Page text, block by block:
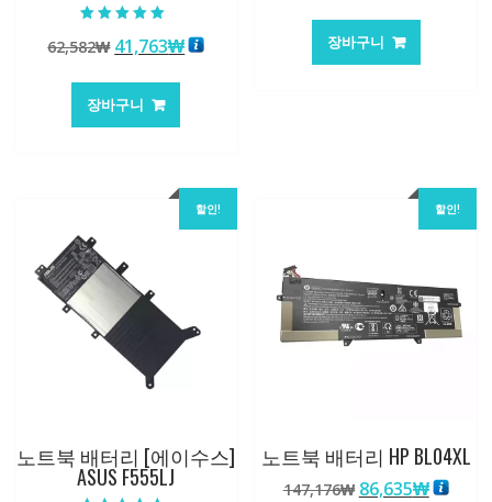
5.00
로 평가됨
62,582₩ 원
가
격:
41,763₩현
장바구니
가
격:
장바구니
할인!
노트북 배터리 [에이수스]
ASUS F555LJ
할인!
노트북 배터리 HP BL04XL
147,176₩ 원
86,635₩현